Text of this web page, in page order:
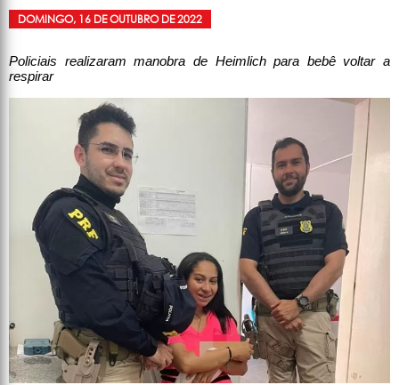
DOMINGO, 16 DE OUTUBRO DE 2022
Policiais realizaram manobra de Heimlich para bebê voltar a
respirar